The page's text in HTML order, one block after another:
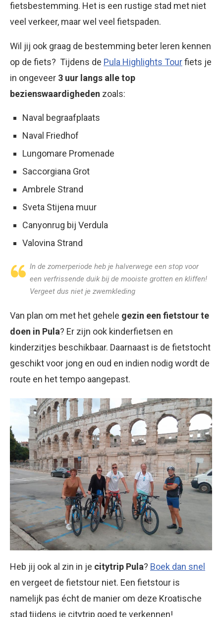
fietsbestemming. Het is een rustige stad met niet
veel verkeer, maar wel veel fietspaden.
Wil jij ook graag de bestemming beter leren kennen
op de fiets? Tijdens de Pula Highlights Tourfiets je
in ongeveer 3 uur langs alle top
bezienswaardigheden zoals:
Naval begraafplaats
Naval Friedhof
Lungomare Promenade
Saccorgiana Grot
Ambrele Strand
Sveta Stijena muur
Canyonrug bij Verdula
Valovina Strand
In de zomerperiode heb je halverwege een stop voor
een verfrissende duik bij de mooiste grotten en kliffen!
Vergeet dus niet je zwemkleding
Van plan om met het gehele gezin een fietstour te
doen in Pula? Er zijn ook kinderfietsen en
kinderzitjes beschikbaar. Daarnaast is de fietstocht
geschikt voor jong en oud en indien nodig wordt de
route en het tempo aangepast.
Heb jij ook al zin in je citytrip Pula? Boek dan snel
en vergeet de fietstour niet. Een fietstour is
namelijk pas écht de manier om deze Kroatische
stad tijdens je citytrip goed te verkennen!